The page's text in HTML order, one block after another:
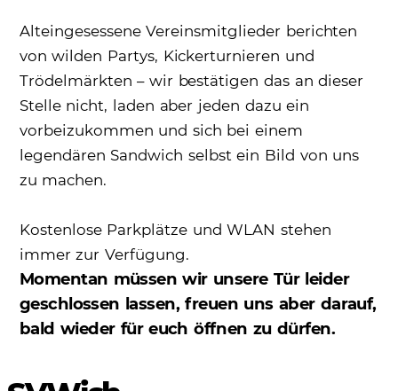
Alteingesessene Vereinsmitglieder berichten
von wilden Partys, Kickerturnieren und
Trödelmärkten – wir bestätigen das an dieser
Stelle nicht, laden aber jeden dazu ein
vorbeizukommen und sich bei einem
legendären Sandwich selbst ein Bild von uns
zu machen.
Kostenlose Parkplätze und WLAN stehen
immer zur Verfügung.
Momentan müssen wir unsere Tür leider
geschlossen lassen, freuen uns aber darauf,
bald wieder für euch öffnen zu dürfen.